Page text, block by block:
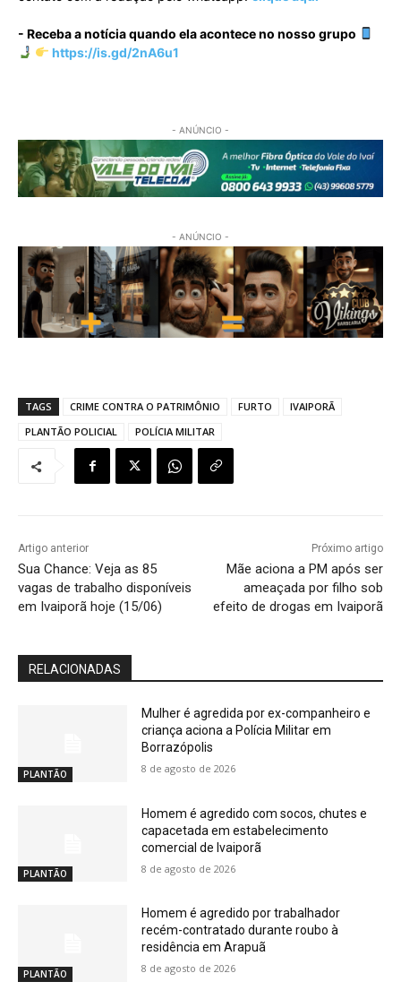
- Receba a notícia quando ela acontece no nosso grupo
https://is.gd/2nA6u1
- ANÚNCIO -
- ANÚNCIO -
TAGS CRIME CONTRA O PATRIMÔNIO FURTO
IVAIPORÃ
PLANTÃO POLICIAL
POLÍCIA MILITAR
Artigo anterior
Sua Chance: Veja as 85
vagas de trabalho disponíveis
em Ivaiporã hoje (15/06)
Próximo artigo
Mãe aciona a PM após ser
ameaçada por filho sob
efeito de drogas em Ivaiporã
RELACIONADAS
PLANTÃO
Mulher é agredida por ex-companheiro e
criança aciona a Polícia Militar em
Borrazópolis
8 de agosto de 2026
PLANTÃO
Homem é agredido com socos, chutes e
capacetada em estabelecimento
comercial de Ivaiporã
8 de agosto de 2026
PLANTÃO
Homem é agredido por trabalhador
recém-contratado durante roubo à
residência em Arapuã
8 de agosto de 2026